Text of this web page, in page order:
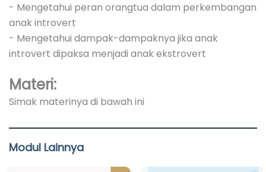
- Mengetahui peran orangtua dalam perkembangan
anak introvert
- Mengetahui dampak-dampaknya jika anak
introvert dipaksa menjadi anak ekstrovert
Materi:
Simak materinya di bawah ini
Modul Lainnya